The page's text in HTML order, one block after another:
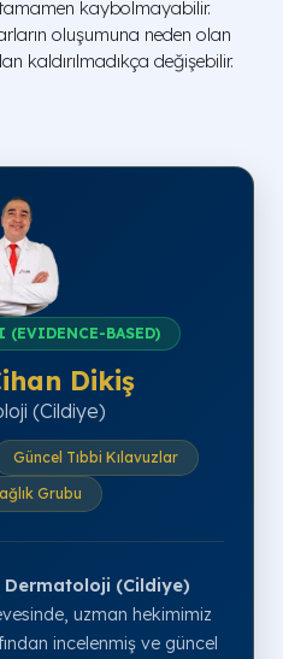
kaybolmayabilir.
oluşumuna neden olan
kaldırılmadıkça değişebilir.
BASED)
Dikiş
(Cildiye)
Güncel Tıbbi Kılavuzlar
Grubu
Dermatoloji (Cildiye)
uzman hekimimiz
incelenmiş ve güncel